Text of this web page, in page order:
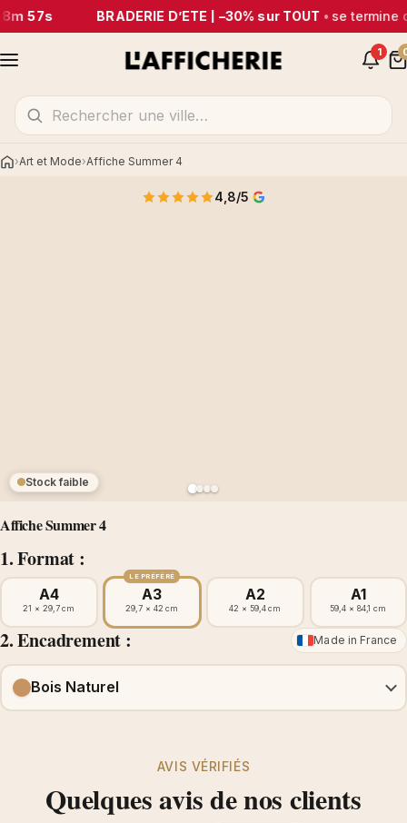
57s BRADERIE D’ÉTÉ | –30% sur TOUT• se termine
1
AccueilArt et Mode Affiche Summer 4
Affiche Summer 4
1. Format :
Stock faible
4,8/5
A4
21 × 29,7 cm
LE PRÉFÉRÉ
A3
29,7 × 42 cm
A2
42 × 59,4 cm
A1
59,4 × 84,1 cm
2. Encadrement : Made in France
Bois Naturel
AVIS VÉRIFIÉS
Quelques avis de nos clients